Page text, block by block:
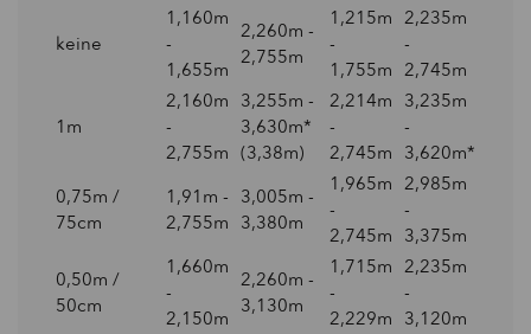
keine
1,160m
-
1,655m
2,260m -
2,755m
1,215m
-
1,755m
2,235m
-
2,745m
1m
2,160m
-
2,755m
3,255m -
3,630m*
(3,38m)
2,214m
-
2,745m
3,235m
-
3,620m*
0,75m /
75cm
1,91m -
2,755m
3,005m -
3,380m
1,965m
-
2,745m
2,985m
-
3,375m
0,50m /
50cm
1,660m
-
2,150m
2,260m -
3,130m
1,715m
-
2,229m
2,235m
-
3,120m